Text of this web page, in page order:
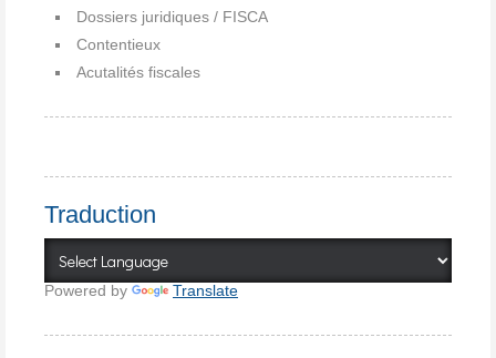
Dossiers juridiques / FISCA
Contentieux
Acutalités fiscales
Traduction
Powered by Translate